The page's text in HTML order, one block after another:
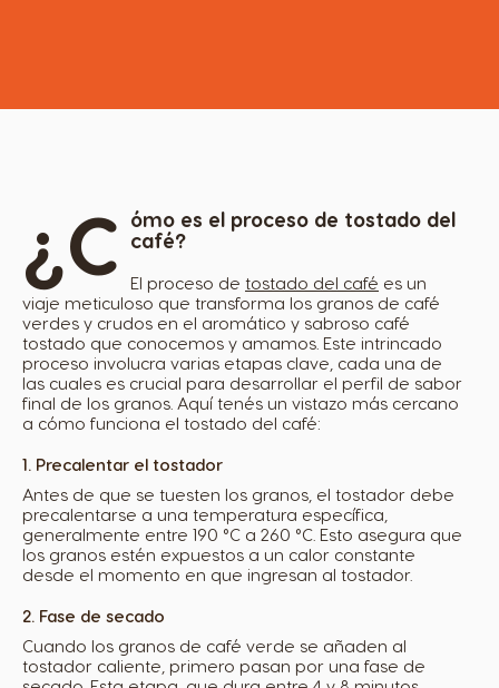
¿C
ómo es el proceso de tostado del
café?
El proceso de tostado del café es un
viaje meticuloso que transforma los granos de café
verdes y crudos en el aromático y sabroso café
tostado que conocemos y amamos. Este intrincado
proceso involucra varias etapas clave, cada una de
las cuales es crucial para desarrollar el perfil de sabor
final de los granos. Aquí tenés un vistazo más cercano
a cómo funciona el tostado del café:
1. Precalentar el tostador
Antes de que se tuesten los granos, el tostador debe
precalentarse a una temperatura específica,
generalmente entre 190 °C a 260 °C. Esto asegura que
los granos estén expuestos a un calor constante
desde el momento en que ingresan al tostador.
2. Fase de secado
Cuando los granos de café verde se añaden al
tostador caliente, primero pasan por una fase de